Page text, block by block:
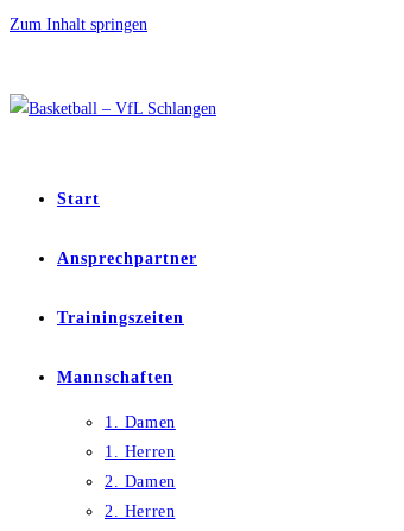
Zum Inhalt springen
Start
Ansprechpartner
Trainingszeiten
Mannschaften
1. Damen
1. Herren
2. Damen
2. Herren